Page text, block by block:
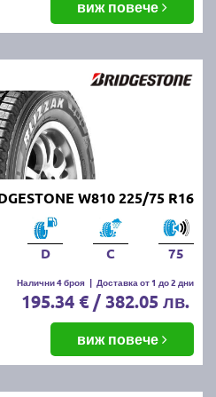
виж повече
W810 225/75 R16
D C 75
Налични 4 броя | Доставка от 1 до 2 дни
195.34 € / 382.05 лв.
виж повече